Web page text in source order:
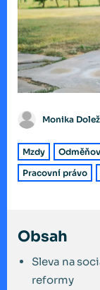
Monika
Mzdy
Pracovní právo
Obsah
Sleva na
reformy